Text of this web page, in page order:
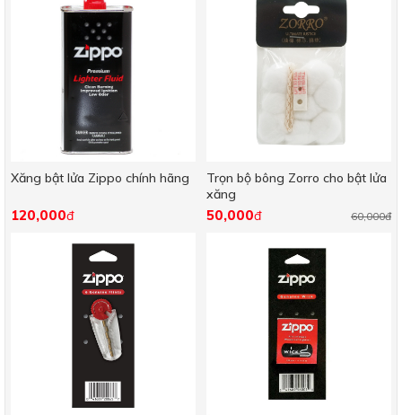
Xăng bật lửa Zippo chính hãng
120,000đ
Trọn bộ bông Zorro cho bật lửa
xăng
60,000đ
50,000đ